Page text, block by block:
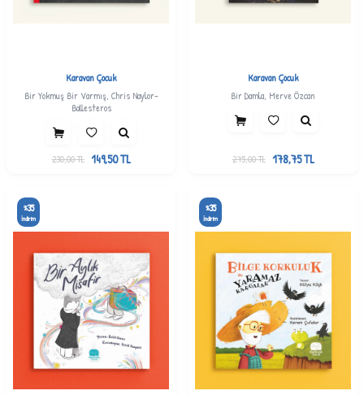
Karavan Çocuk
Bir Yokmuş Bir Varmış, Chris Naylor-
Ballesteros
230,00TL 149,50TL
Karavan Çocuk
Bir Damla, Merve Özcan
275,00TL 178,75TL
%35
İndirim
%35
İndirim